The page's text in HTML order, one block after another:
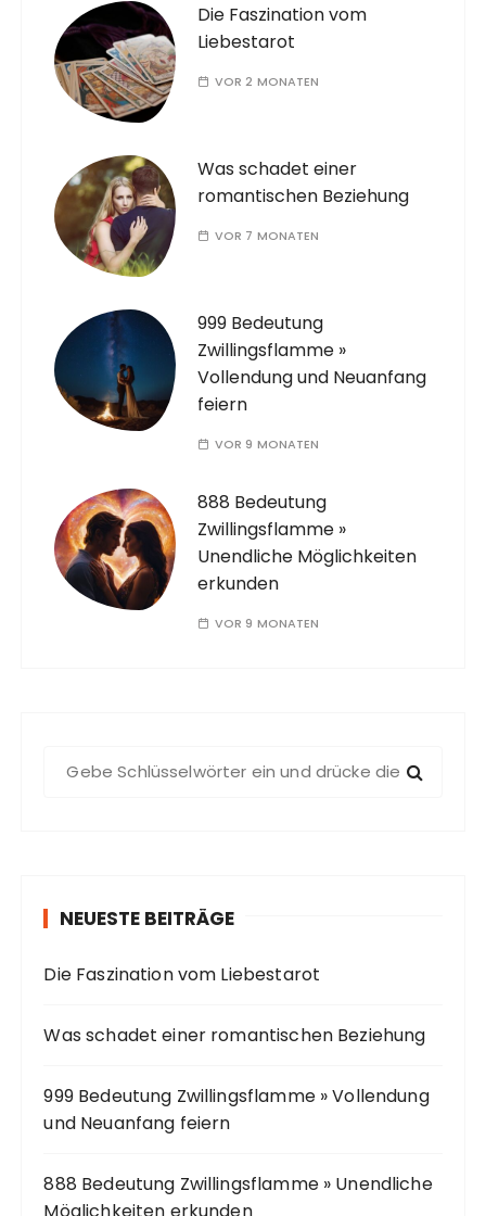
Die Faszination vom
Liebestarot
VOR 2 MONATEN
Was schadet einer
romantischen Beziehung
VOR 7 MONATEN
999 Bedeutung
Zwillingsflamme »
Vollendung und Neuanfang
feiern
VOR 9 MONATEN
888 Bedeutung
Zwillingsflamme »
Unendliche Möglichkeiten
erkunden
VOR 9 MONATEN
h
NEUESTE BEITRÄGE
Die Faszination vom Liebestarot
Was schadet einer romantischen Beziehung
999 Bedeutung Zwillingsflamme » Vollendung
und Neuanfang feiern
888 Bedeutung Zwillingsflamme » Unendliche